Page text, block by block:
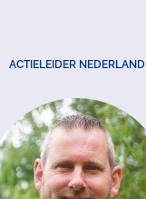
ACTIELEIDER NEDERLAND